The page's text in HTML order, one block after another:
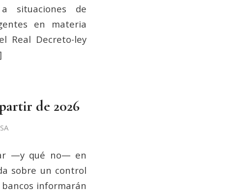
situaciones de
en materia
Real Decreto-ley
de 2026
—y qué no— en
sobre un control
informarán